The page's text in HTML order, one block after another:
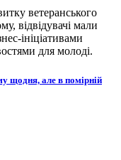
ветеранського
відвідувачі мали
ініціативами
для молоді.
щодня, але в помірній